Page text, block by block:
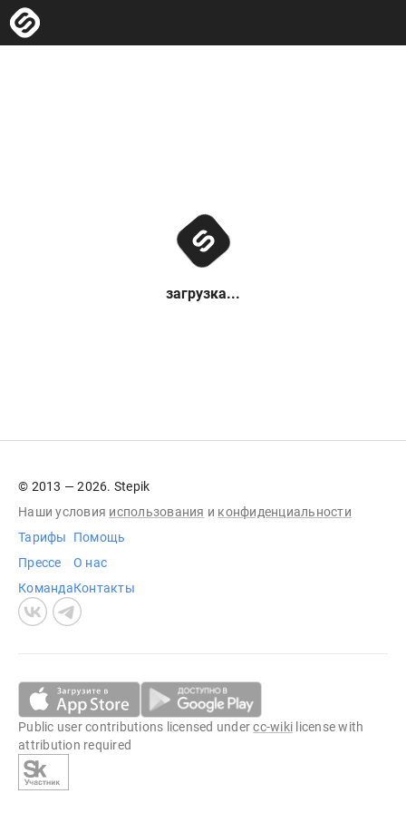
загрузка...
© 2013 — 2026. Stepik
Наши условия использования и конфиденциальности
Тарифы
Прессе
Команда
Помощь
О нас
Контакты
Public user contributions licensed undercc-wiki license with
attribution required